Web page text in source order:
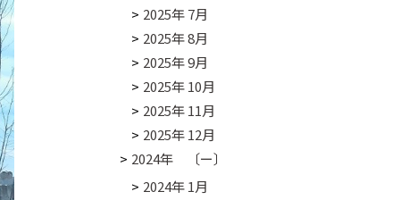
2025年 7月
2025年 8月
2025年 9月
2025年 10月
2025年 11月
2025年 12月
2024年 〔ー〕
2024年 1月